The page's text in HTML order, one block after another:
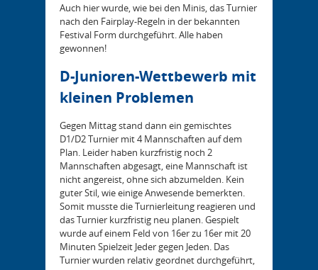
Auch hier wurde, wie bei den Minis, das Turnier
nach den Fairplay-Regeln in der bekannten
Festival Form durchgeführt. Alle haben
gewonnen!
D-Junioren-Wettbewerb mit
kleinen Problemen
Gegen Mittag stand dann ein gemischtes
D1/D2 Turnier mit 4 Mannschaften auf dem
Plan. Leider haben kurzfristig noch 2
Mannschaften abgesagt, eine Mannschaft ist
nicht angereist, ohne sich abzumelden. Kein
guter Stil, wie einige Anwesende bemerkten.
Somit musste die Turnierleitung reagieren und
das Turnier kurzfristig neu planen. Gespielt
wurde auf einem Feld von 16er zu 16er mit 20
Minuten Spielzeit Jeder gegen Jeden. Das
Turnier wurden relativ geordnet durchgeführt,